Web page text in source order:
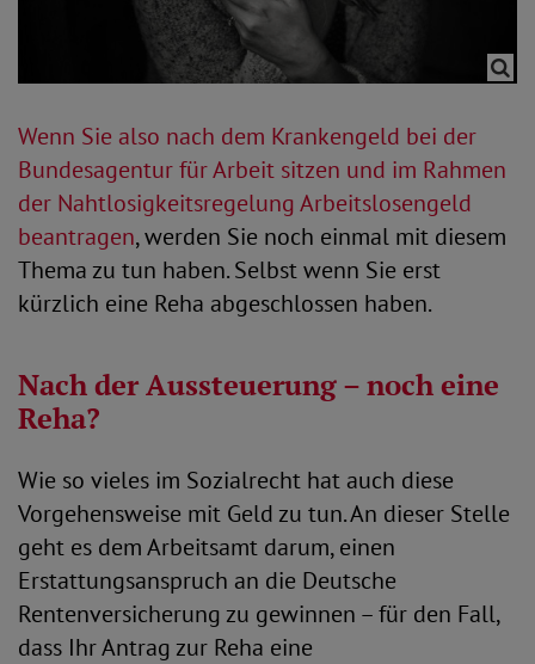
Wenn Sie also nach dem Krankengeld bei der
Bundesagentur für Arbeit sitzen und im Rahmen
der Nahtlosigkeitsregelung Arbeitslosengeld
beantragen, werden Sie noch einmal mit diesem
Thema zu tun haben. Selbst wenn Sie erst
kürzlich eine Reha abgeschlossen haben.
Nach der Aussteuerung – noch eine
Reha?
Wie so vieles im Sozialrecht hat auch diese
Vorgehensweise mit Geld zu tun. An dieser Stelle
geht es dem Arbeitsamt darum, einen
Erstattungsanspruch an die Deutsche
Rentenversicherung zu gewinnen – für den Fall,
dass Ihr Antrag zur Reha eine